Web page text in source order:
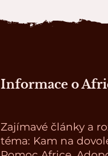
Informace o
Zajímavé články a
téma: Kam na